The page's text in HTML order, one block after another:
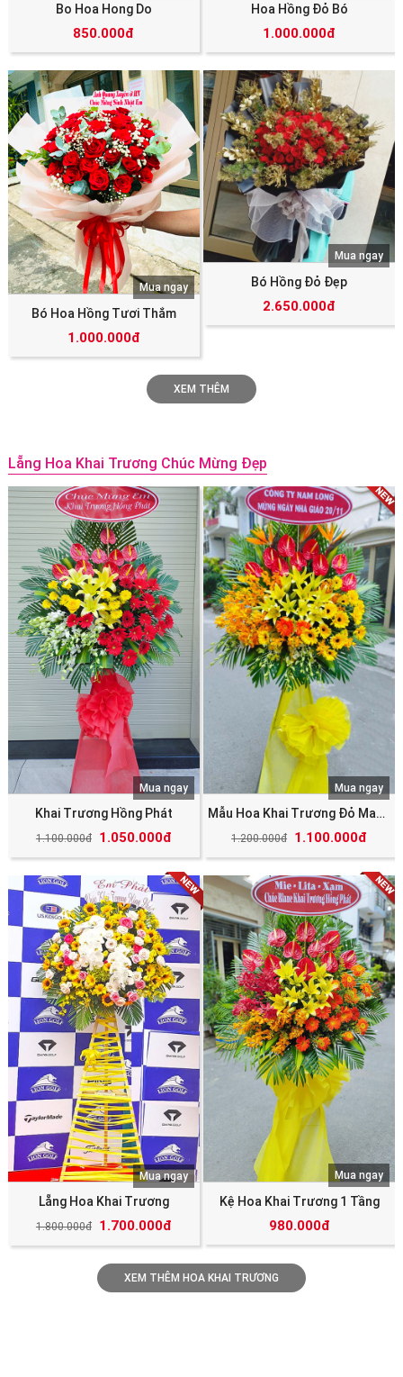
Bo Hoa Hong Do
850.000đ
Hoa Hồng Đỏ Bó
1.000.000đ
Bó Hoa Hồng Tươi Thắm
1.000.000đ
Mua ngay Bó Hồng Đỏ Đẹp
2.650.000đ
Mua ngay
XEM THÊM
Lẵng Hoa Khai Trương Chúc Mừng Đẹp
Khai Trương Hồng Phát
1.100.000đ 1.050.000đ
Mua ngay
Mẫu Hoa Khai Trương Đỏ May Mắn Tài Lộc
1.200.000đ 1.100.000đ
Mua ngay
Lẵng Hoa Khai Trương
1.800.000đ 1.700.000đ
Mua ngay
Kệ Hoa Khai Trương 1 Tầng
980.000đ
Mua ngay
XEM THÊM HOA KHAI TRƯƠNG